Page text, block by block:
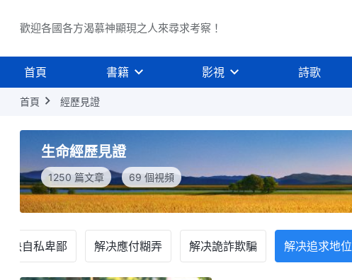
歡迎各國各方渴慕神顯現之人來尋求考察！
首頁 書籍 影視 詩歌
首頁 經歷見證
生命經歷見證
1250 篇文章 69 個視頻
解决自私卑鄙 解决應付糊弄 解决詭詐欺騙 解决追求地位